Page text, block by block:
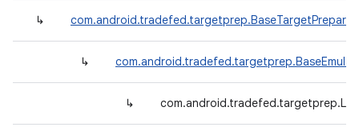
↳ com.android.tradefed.targetprep.BaseTargetPreparer
↳
↳